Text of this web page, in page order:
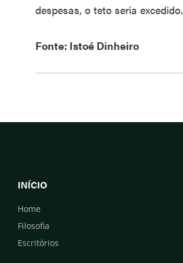
despesas, o teto seria excedido.
Fonte: Istoé Dinheiro
INÍCIO
Home
Filosofia
Escritórios